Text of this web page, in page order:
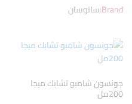
Brand:سانوسان
جونسون شامبو تشابك ميجا
200مل